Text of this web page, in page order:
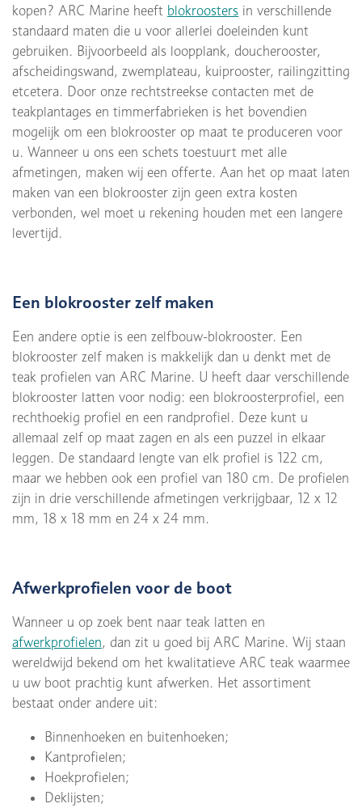
kopen? ARC Marine heeft blokroosters in verschillende
standaard maten die u voor allerlei doeleinden kunt
gebruiken. Bijvoorbeeld als loopplank, doucherooster,
afscheidingswand, zwemplateau, kuiprooster, railingzitting
etcetera. Door onze rechtstreekse contacten met de
teakplantages en timmerfabrieken is het bovendien
mogelijk om een blokrooster op maat te produceren voor
u. Wanneer u ons een schets toestuurt met alle
afmetingen, maken wij een offerte. Aan het op maat laten
maken van een blokrooster zijn geen extra kosten
verbonden, wel moet u rekening houden met een langere
levertijd.
Een blokrooster zelf maken
Een andere optie is een zelfbouw-blokrooster. Een
blokrooster zelf maken is makkelijk dan u denkt met de
teak profielen van ARC Marine. U heeft daar verschillende
blokrooster latten voor nodig: een blokroosterprofiel, een
rechthoekig profiel en een randprofiel. Deze kunt u
allemaal zelf op maat zagen en als een puzzel in elkaar
leggen. De standaard lengte van elk profiel is 122 cm,
maar we hebben ook een profiel van 180 cm. De profielen
zijn in drie verschillende afmetingen verkrijgbaar, 12 x 12
mm, 18 x 18 mm en 24 x 24 mm.
Afwerkprofielen voor de boot
Wanneer u op zoek bent naar teak latten en
afwerkprofielen, dan zit u goed bij ARC Marine. Wij staan
wereldwijd bekend om het kwalitatieve ARC teak waarmee
u uw boot prachtig kunt afwerken. Het assortiment
bestaat onder andere uit:
Binnenhoeken en buitenhoeken;
Kantprofielen;
Hoekprofielen;
Deklijsten;